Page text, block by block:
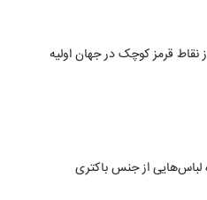
نقاط قرمز کوچک در جهان اولیه
لباس‌هایی از جنس باکتری